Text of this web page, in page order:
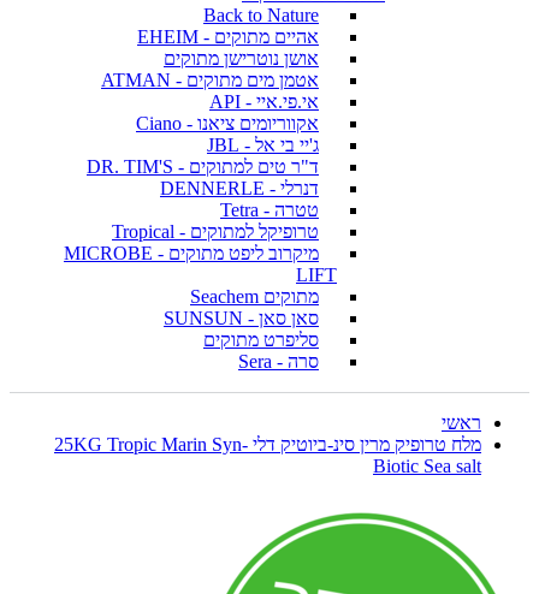
Back to Nature
אהיים מתוקים - EHEIM
אושן נוטרישן מתוקים
אטמן מים מתוקים - ATMAN
אי.פי.איי - API
אקווריומים ציאנו - Ciano
ג'יי בי אל - JBL
ד"ר טים למתוקים - DR. TIM'S
דנרלי - DENNERLE
טטרה - Tetra
טרופיקל למתוקים - Tropical
מיקרוב ליפט מתוקים - MICROBE
LIFT
מתוקים Seachem
סאן סאן - SUNSUN
סליפרט מתוקים
סרה - Sera
ראשי
מלח טרופיק מרין סינ-ביוטיק דלי 25KG Tropic Marin Syn-
Biotic Sea salt